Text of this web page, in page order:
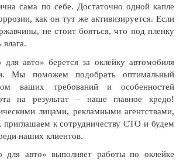
сама по себе. Достаточно одной капле
как он тут же активизируется. Если
не стоит бояться, что под пленку
авто» берется за оклейку автомобиля
Мы поможем подобрать оптимальный
ваших требований и особенностей
на результат – наше главное кредо!
лицами, рекламными агентствами,
к сотрудничеству СТО и будем
наших клиентов.
для авто» выполняет работы по оклейке